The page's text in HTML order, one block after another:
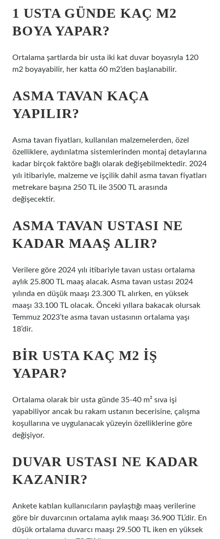
1 USTA GÜNDE KAÇ M2
BOYA YAPAR?
Ortalama şartlarda bir usta iki kat duvar boyasıyla 120
m2 boyayabilir, her katta 60 m2’den başlanabilir.
ASMA TAVAN KAÇA
YAPILIR?
Asma tavan fiyatları, kullanılan malzemelerden, özel
özelliklere, aydınlatma sistemlerinden montaj detaylarına
kadar birçok faktöre bağlı olarak değişebilmektedir. 2024
yılı itibariyle, malzeme ve işçilik dahil asma tavan fiyatları
metrekare başına 250 TL ile 3500 TL arasında
değişecektir.
ASMA TAVAN USTASI NE
KADAR MAAŞ ALIR?
Verilere göre 2024 yılı itibariyle tavan ustası ortalama
aylık 25.800 TL maaş alacak. Asma tavan ustası 2024
yılında en düşük maaşı 23.300 TL alırken, en yüksek
maaşı 33.100 TL olacak. Önceki yıllara bakacak olursak
Temmuz 2023’te asma tavan ustasının ortalama yaşı
18’dir.
BIR USTA KAÇ M2 IŞ
YAPAR?
Ortalama olarak bir usta günde 35-40 m² sıva işi
yapabiliyor ancak bu rakam ustanın becerisine, çalışma
koşullarına ve uygulanacak yüzeyin özelliklerine göre
değişiyor.
DUVAR USTASI NE KADAR
KAZANIR?
Ankete katılan kullanıcıların paylaştığı maaş verilerine
göre bir duvarcının ortalama aylık maaşı 36.900 TL’dir. En
düşük ortalama duvarcı maaşı 29.500 TL iken en yüksek